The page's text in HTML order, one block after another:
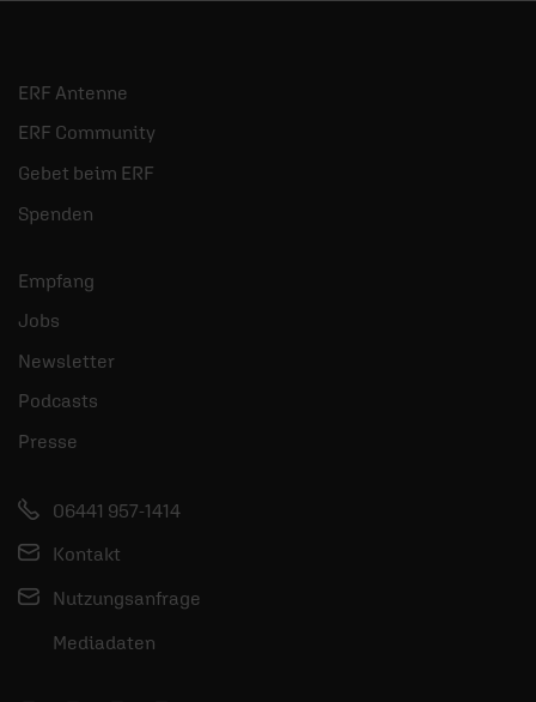
ERF Antenne
ERF Community
Gebet beim ERF
Spenden
Empfang
Jobs
Newsletter
Podcasts
Presse
06441 957-1414
Kontakt
Nutzungsanfrage
Mediadaten